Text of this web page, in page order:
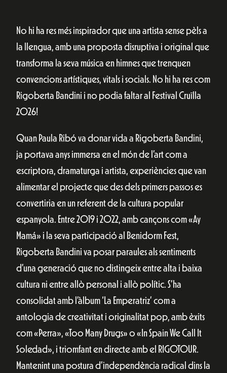
No hi ha res més inspirador que una artista sense pèls a
la llengua, amb una proposta disruptiva i original que
transforma la seva música en himnes que trenquen
convencions artístiques, vitals i socials. No hi ha res com
Rigoberta Bandini i no podia faltar al Festival Cruïlla
2026!
Quan Paula Ribó va donar vida a Rigoberta Bandini,
ja portava anys immersa en el món de l’art com a
escriptora, dramaturga i artista, experiències que van
alimentar el projecte que des dels primers passos es
convertiria en un referent de la cultura popular
espanyola. Entre 2019 i 2022, amb cançons com «Ay
Mamá» i la seva participació al Benidorm Fest,
Rigoberta Bandini va posar paraules als sentiments
d’una generació que no distingeix entre alta i baixa
cultura ni entre allò personal i allò polític. S’ha
consolidat amb l’àlbum ‘La Emperatriz’ com a
antologia de creativitat i originalitat pop, amb èxits
com «Perra», «Too Many Drugs» o «In Spain We Call It
Soledad», i triomfant en directe amb el RIGOTOUR.
Mantenint una postura d’independència radical dins la